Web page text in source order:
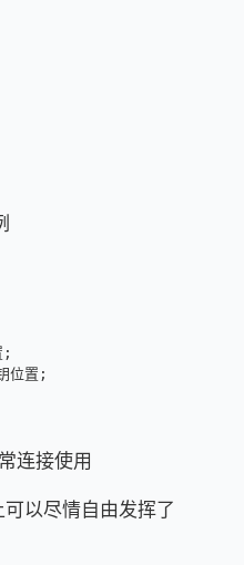
位置;
连接使用
以尽情自由发挥了